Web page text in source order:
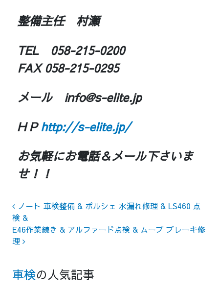
整備主任 村瀬
TEL 058-215-0200
FAX 058-215-0295
メール info@s-elite.jp
H Phttp://s-elite.jp/
お気軽にお電話＆メール下さいま
せ！！
Post navigation
ノート 車検整備 & ポルシェ 水漏れ修理 & LS460 点
検 &
E46作業続き & アルファード点検 & ムーブ ブレーキ修
理
車検の人気記事